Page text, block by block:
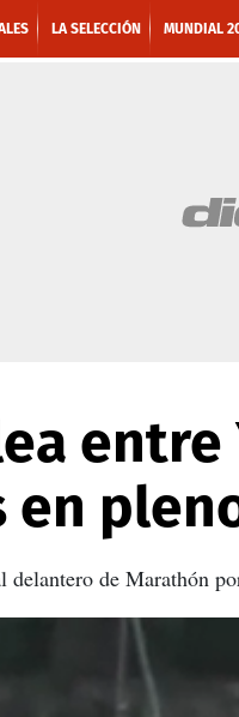
LA SELECCIÓN MUNDIAL
en
delantero de Marathón